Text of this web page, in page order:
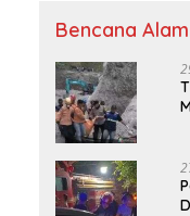
Bencana Alam